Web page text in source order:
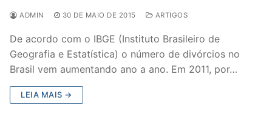
ADMIN 30 DE MAIO DE 2015 ARTIGOS
De acordo com o IBGE (Instituto Brasileiro de
Geografia e Estatística) o número de divórcios no
Brasil vem aumentando ano a ano. Em 2011, por…
LEIA MAIS →